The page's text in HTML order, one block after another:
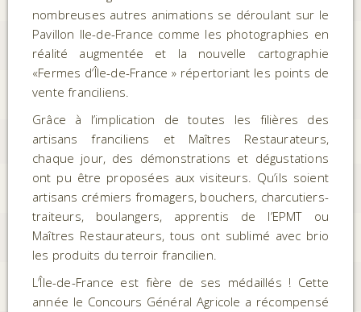
nombreuses autres animations se déroulant sur le
Pavillon Ile-de-France comme les photographies en
réalité augmentée et la nouvelle cartographie
«Fermes d’Île-de-France » répertoriant les points de
vente franciliens.
Grâce à l’implication de toutes les filières des
artisans franciliens et Maîtres Restaurateurs,
chaque jour, des démonstrations et dégustations
ont pu être proposées aux visiteurs. Qu’ils soient
artisans crémiers fromagers, bouchers, charcutiers-
traiteurs, boulangers, apprentis de l’EPMT ou
Maîtres Restaurateurs, tous ont sublimé avec brio
les produits du terroir francilien.
L’Île-de-France est fière de ses médaillés ! Cette
année le Concours Général Agricole a récompensé